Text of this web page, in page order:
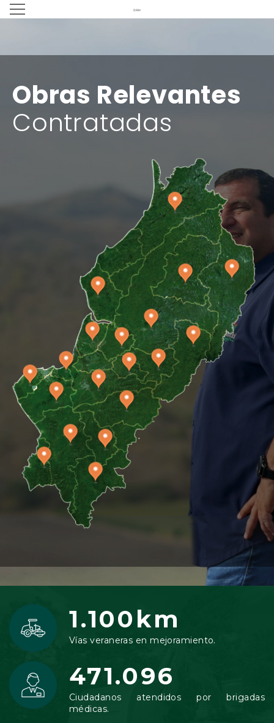
Obras Relevantes
Contratadas
1.100km
Vías veraneras en mejoramiento.
471.096
Ciudadanos atendidos por brigadas
médicas.